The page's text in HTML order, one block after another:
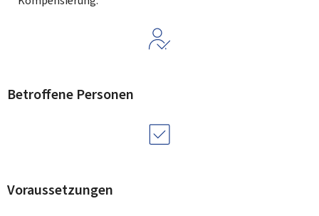
Betroffene Personen
Voraussetzungen